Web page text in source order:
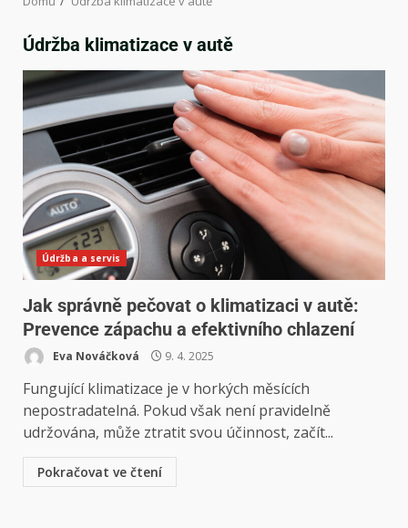
Údržba klimatizace v autě
Údržba a servis
Jak správně pečovat o klimatizaci v autě:
Prevence zápachu a efektivního chlazení
Eva Nováčková 9. 4. 2025
Fungující klimatizace je v horkých měsících
nepostradatelná. Pokud však není pravidelně
udržována, může ztratit svou účinnost, začít...
Pokračovat ve čtení